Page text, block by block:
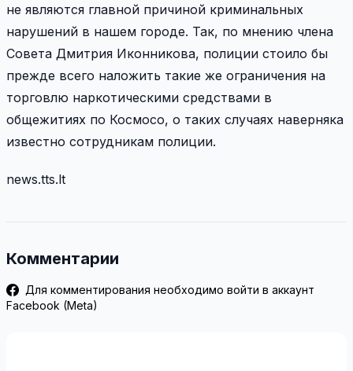
не являются главной причиной криминальных
нарушений в нашем городе. Так, по мнению члена
Совета Дмитрия Иконникова, полиции стоило бы
прежде всего наложить такие же ограничения на
торговлю наркотическими средствами в
общежитиях по Космосо, о таких случаях наверняка
известно сотрудникам полиции.
news.tts.lt
Комментарии
Для комментирования необходимо войти в аккаунт
Facebook (Meta)